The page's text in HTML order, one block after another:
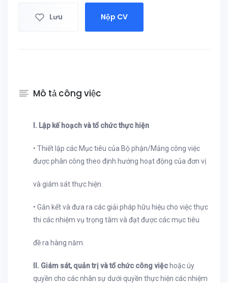
Lưu Nộp CV
Mô tả công việc
I. Lập kế hoạch và tổ chức thực hiện
• Thiết lập các Mục tiêu của Bộ phận/Mảng công việc
được phân công theo định hướng hoạt động của đơn vị
và giám sát thực hiện.
• Gắn kết và đưa ra các giải pháp hữu hiệu cho việc thực
thi các nhiệm vụ trọng tâm và đạt được các mục tiêu
đề ra hàng năm.
II. Giám sát, quản trị và tổ chức công việc hoặc úy
quyền cho các nhân sự dưới quyền thực hiện các nhiệm